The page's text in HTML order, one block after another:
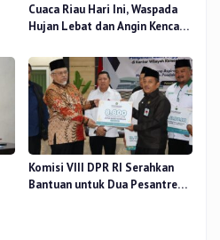
Cuaca Riau Hari Ini, Waspada
Hujan Lebat dan Angin Kencang
Komisi VIII DPR RI Serahkan
Bantuan untuk Dua Pesantren